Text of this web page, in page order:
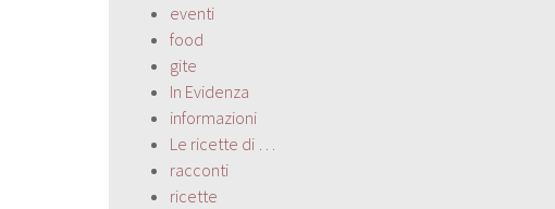
eventi
food
gite
In Evidenza
informazioni
Le ricette di …
racconti
ricette